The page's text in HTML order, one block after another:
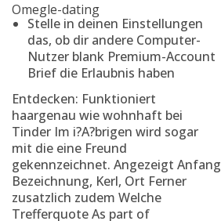
Omegle-dating
Stelle in deinen Einstellungen
das, ob dir andere Computer-
Nutzer blank Premium-Account
Brief die Erlaubnis haben
Entdecken: Funktioniert
haargenau wie wohnhaft bei
Tinder Im i?A?brigen wird sogar
mit die eine Freund
gekennzeichnet. Angezeigt Anfang
Bezeichnung, Kerl, Ort Ferner
zusatzlich zudem Welche
Trefferquote As part of